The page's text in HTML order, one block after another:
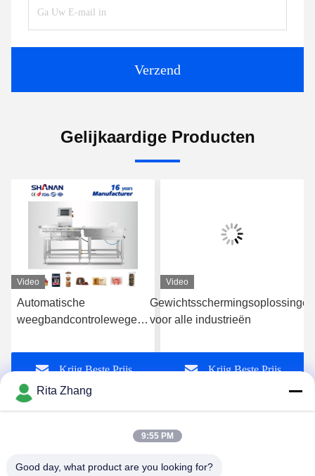
Verzend
Gelijkaardige Producten
Video
Automatische
weegbandcontroleweger
voedselverpakkingen
Krijg Beste Prijs
Video
Gewichtsschermingsoplossingen
voor alle industrieën
Krijg Beste Prijs
Rita Zhang
9:55 PM
Good day, what product are you looking for?